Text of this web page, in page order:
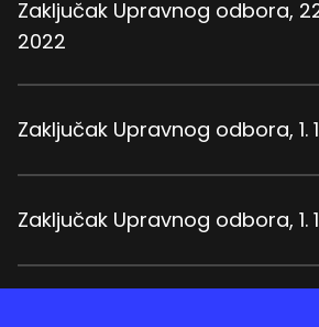
Zaključak Upravnog odbora,
2022
Zaključak Upravnog odbora, 1.
Zaključak Upravnog odbora, 1.